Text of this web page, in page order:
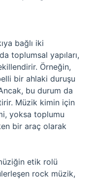
bağlı iki
toplumsal yapıları,
Örneğin,
bir ahlaki duruşu
bu durum da
Müzik kimin için
yoksa toplumu
bir araç olarak
etik rolü
rock müzik,